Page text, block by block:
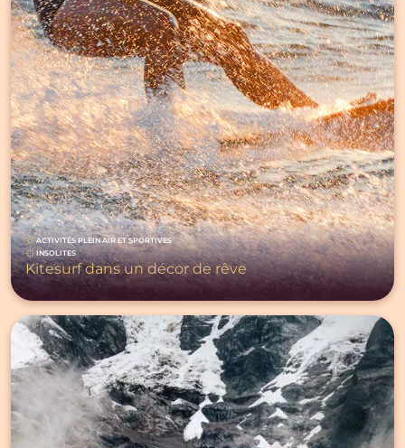
ACTIVITÉS PLEIN AIR ET SPORTIVES
INSOLITES
Kitesurf dans un décor de rêve